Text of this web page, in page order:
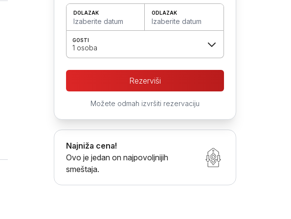
DOLAZAK
Izaberite datum
ODLAZAK
Izaberite datum
GOSTI
1 osoba
Rezerviši
Možete odmah izvršiti rezervaciju
Najniža cena!
Ovo je jedan on najpovoljnijih
smeštaja.